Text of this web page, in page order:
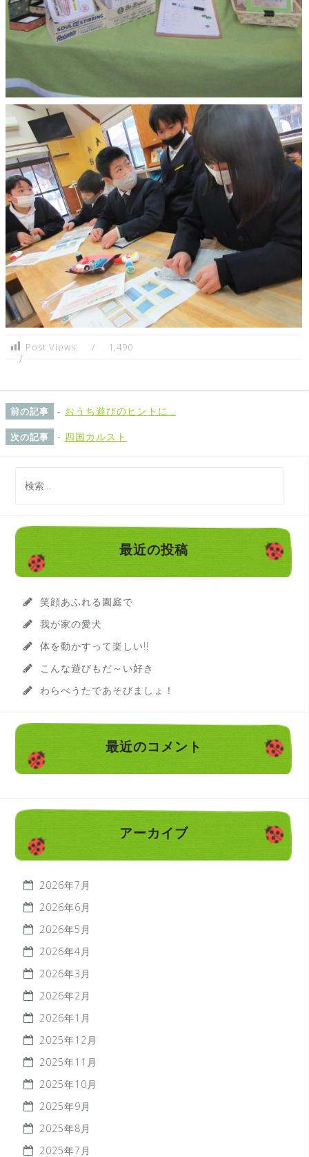
Post Views: 1,490
前の記事 - おうち遊びのヒントに…
次の記事 - 四国カルスト
最近の投稿
笑顔あふれる園庭で
我が家の愛犬
体を動かすって楽しい!!
こんな遊びもだ～い好き
わらべうたであそびましょ！
最近のコメント
アーカイブ
2026年7月
2026年6月
2026年5月
2026年4月
2026年3月
2026年2月
2026年1月
2025年12月
2025年11月
2025年10月
2025年9月
2025年8月
2025年7月